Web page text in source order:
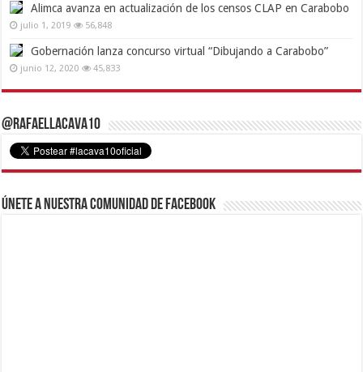
Alimca avanza en actualización de los censos CLAP en Carabobo
julio 1, 2019 56,848
Gobernación lanza concurso virtual “Dibujando a Carabobo”
junio 12, 2020 45,833
@RafaelLacava10
Únete a nuestra comunidad de Facebook